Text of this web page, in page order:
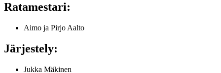
Ratamestari:
Aimo ja Pirjo Aalto
Järjestely:
Jukka Mäkinen